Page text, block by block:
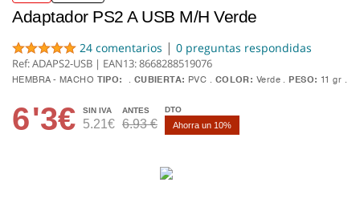
Adaptador PS2 A USB M/H Verde
24 comentarios | 0 preguntas respondidas
Ref: ADAPS2-USB | EAN13:8668288519076
HEMBRA - MACHO TIPO: CUBIERTA: PVC COLOR: Verde PESO: 11 gr
6'3€ SIN IVA
5.21€
ANTES
6.93 €
DTO
Ahorra un 10%